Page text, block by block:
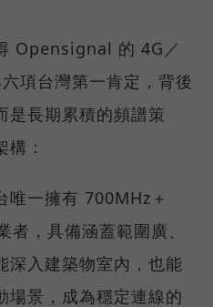
Opensignal 的 4G／
項台灣第一肯定，背後
是長期累積的頻譜策
：
唯一擁有 700MHz＋
，具備涵蓋範圍廣、
深入建築物室內，也能
場景，成為穩定連線的